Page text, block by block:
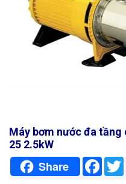
Máy bơm nước đa tầng
25 2.5kW
Share